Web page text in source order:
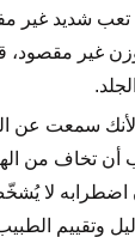
شديد غير
غير مقصود،
سمعت عن
أن تخاف من
اضطرابه لا
وتقييم